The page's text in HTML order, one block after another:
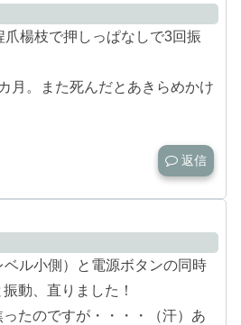
楊枝で押しっぱなしで3回振
月。また死んだとあきらめかけ
返信
ル小側）と電源ボタンの同時
動、直りました！
たのですが・・・・（汗）あ